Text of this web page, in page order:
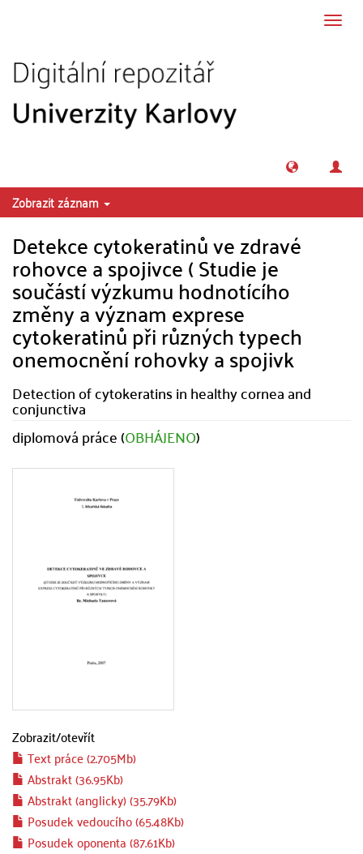
Zobrazit záznam
Detekce cytokeratinů ve zdravé
rohovce a spojivce ( Studie je
součástí výzkumu hodnotícího
změny a význam exprese
cytokeratinů při různých typech
onemocnění rohovky a spojivk
Detection of cytokeratins in healthy cornea and
conjunctiva
diplomová práce (OBHÁJENO)
Zobrazit/otevřít
Text práce (2.705Mb)
Abstrakt (36.95Kb)
Abstrakt (anglicky) (35.79Kb)
Posudek vedoucího (65.48Kb)
Posudek oponenta (87.61Kb)